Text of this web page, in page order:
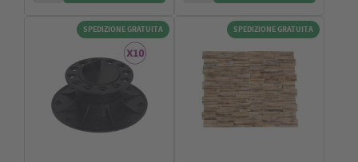
SPEDIZIONE GRATUITA SPEDIZIONE GRATUITA